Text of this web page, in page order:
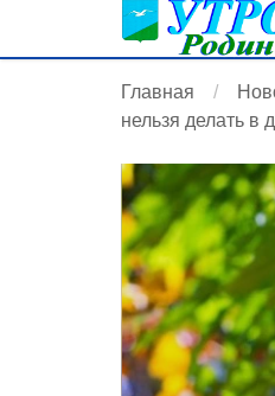
Главная
нельзя делать в